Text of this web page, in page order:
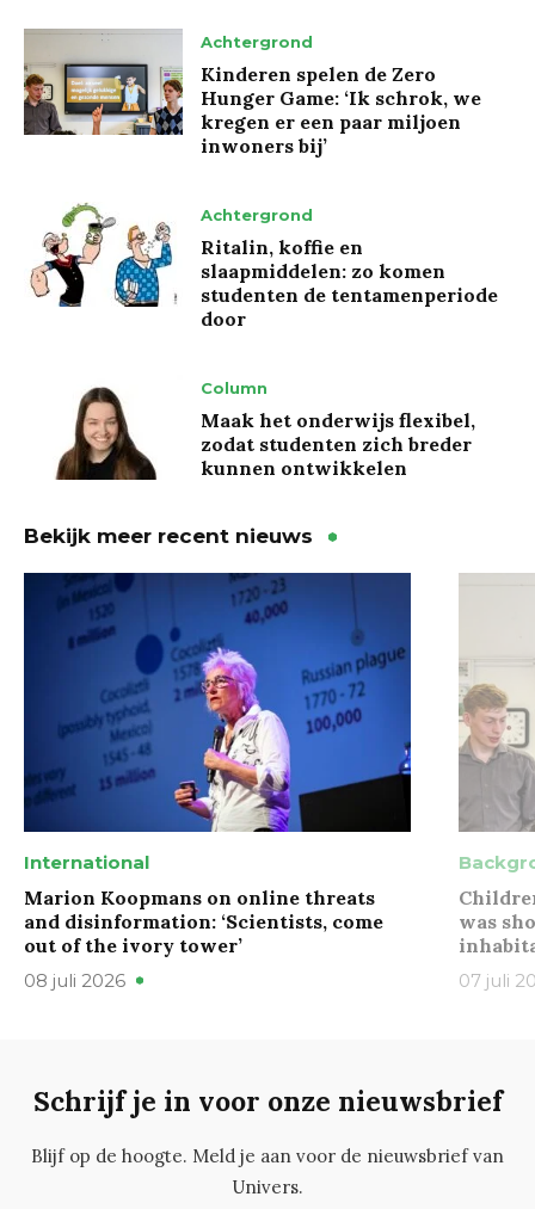
Achtergrond
Kinderen spelen de Zero
Hunger Game: ‘Ik schrok, we
kregen er een paar miljoen
inwoners bij’
Achtergrond
Ritalin, koffie en
slaapmiddelen: zo komen
studenten de tentamenperiode
door
Column
Maak het onderwijs flexibel,
zodat studenten zich breder
kunnen ontwikkelen
Bekijk meer recent nieuws
International
Marion Koopmans on online threats
and disinformation: ‘Scientists, come
out of the ivory tower’
08 juli 2026
was
07 juli
Schrijf je in voor onze nieuwsbrief
Blijf op de hoogte. Meld je aan voor de nieuwsbrief van
Univers.